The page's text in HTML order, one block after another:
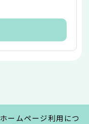
ホームページ利用につ